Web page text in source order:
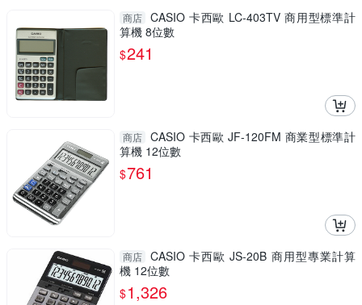
商店 CASIO 卡西歐 LC-403TV 商用型標準計
算機 8位數
$241
商店 CASIO 卡西歐 JF-120FM 商業型標準計
算機 12位數
$761
商店 CASIO 卡西歐 JS-20B 商用型專業計算
機 12位數
$1,326